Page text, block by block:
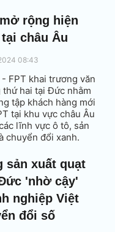
rộng hiện
châu Âu
08:43
- FPT khai trương văn
thứ hai tại Đức nhằm
tập khách hàng mới
tại khu vực châu Âu
lĩnh vực ô tô, sản
chuyển đổi xanh.
sản xuất quạt
'nhờ cậy'
nghiệp Việt
đổi số